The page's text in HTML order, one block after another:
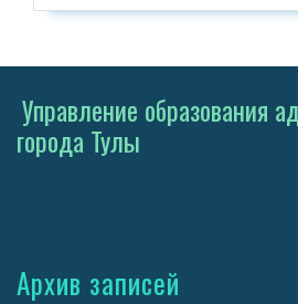
Управление образования
города Тулы
Архив записей